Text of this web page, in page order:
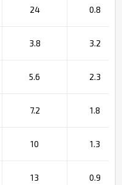
24 0.8
3.8 3.2
5.6 2.3
7.2 1.8
10 1.3
13 0.9